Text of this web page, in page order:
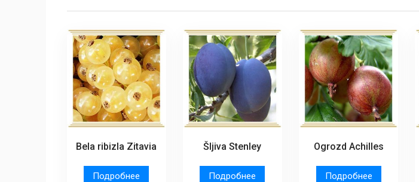
Bela ribizla Zitavia
Подробнее
Šljiva Stenley
Подробнее
Ogrozd Achilles
Подробнее